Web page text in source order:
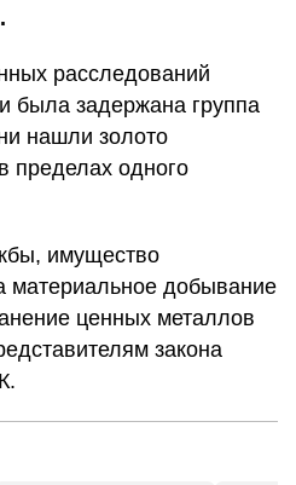
расследований
была задержана группа
нашли золото
пределах одного
имущество
материальное добывание
ценных металлов
закона